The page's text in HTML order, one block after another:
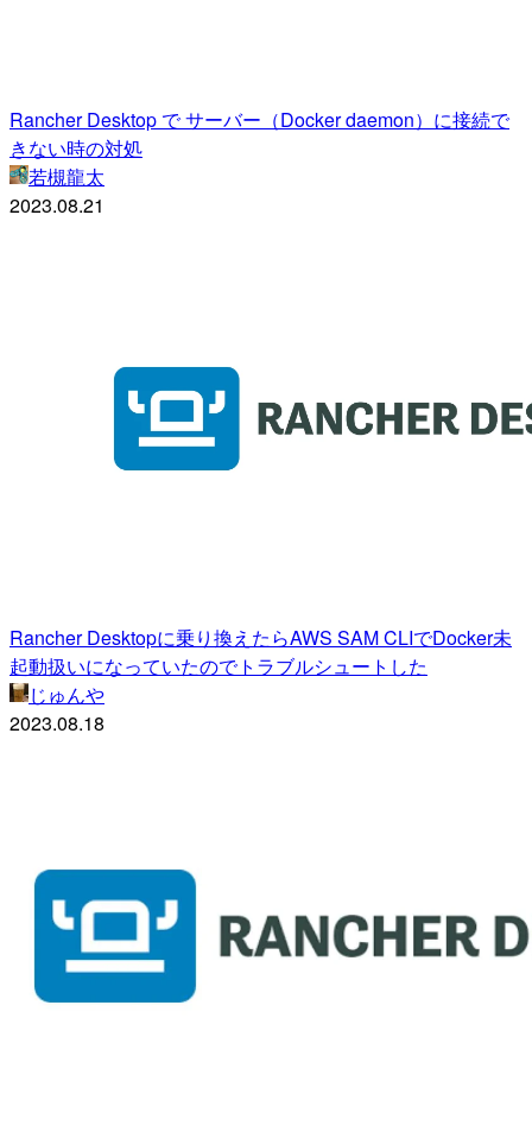
Rancher Desktop で サーバー（Docker daemon）に接続で
きない時の対処
若槻龍太
2023.08.21
Rancher Desktopに乗り換えたらAWS SAM CLIでDocker未
起動扱いになっていたのでトラブルシュートした
じゅんや
2023.08.18